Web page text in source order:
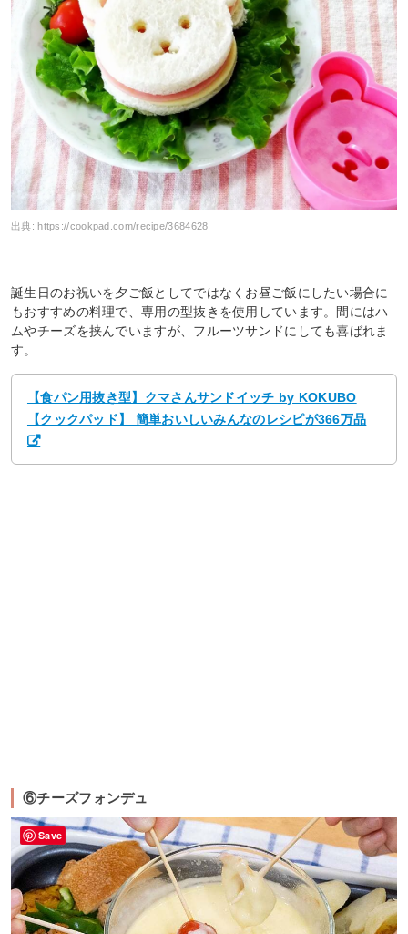
出典: https://cookpad.com/recipe/3684628
誕生日のお祝いを夕ご飯としてではなくお昼ご飯にしたい場合に
もおすすめの料理で、専用の型抜きを使用しています。間にはハ
ムやチーズを挟んでいますが、フルーツサンドにしても喜ばれま
す。
【食パン用抜き型】クマさんサンドイッチ by KOKUBO
【クックパッド】 簡単おいしいみんなのレシピが366万品
⑥チーズフォンデュ
Save